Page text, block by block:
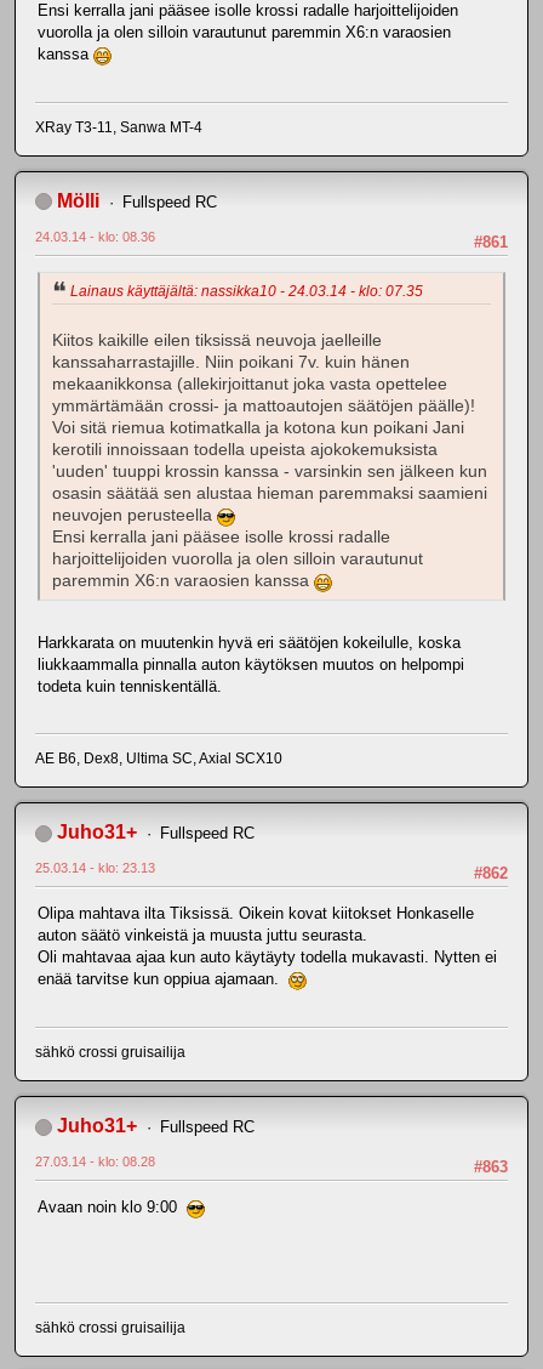
Ensi kerralla jani pääsee isolle krossi radalle harjoittelijoiden
vuorolla ja olen silloin varautunut paremmin X6:n varaosien
kanssa
XRay T3-11, Sanwa MT-4
Mölli Fullspeed RC
#861
24.03.14 - klo: 08.36
Lainaus käyttäjältä: nassikka10 - 24.03.14 - klo: 07.35
Kiitos kaikille eilen tiksissä neuvoja jaelleille
kanssaharrastajille. Niin poikani 7v. kuin hänen
mekaanikkonsa (allekirjoittanut joka vasta opettelee
ymmärtämään crossi- ja mattoautojen säätöjen päälle)!
Voi sitä riemua kotimatkalla ja kotona kun poikani Jani
kerotili innoissaan todella upeista ajokokemuksista
'uuden' tuuppi krossin kanssa - varsinkin sen jälkeen kun
osasin säätää sen alustaa hieman paremmaksi saamieni
neuvojen perusteella
Ensi kerralla jani pääsee isolle krossi radalle
harjoittelijoiden vuorolla ja olen silloin varautunut
paremmin X6:n varaosien kanssa
Harkkarata on muutenkin hyvä eri säätöjen kokeilulle, koska
liukkaammalla pinnalla auton käytöksen muutos on helpompi
todeta kuin tenniskentällä.
AE B6, Dex8, Ultima SC, Axial SCX10
Juho31+ Fullspeed RC
#862
25.03.14 - klo: 23.13
Olipa mahtava ilta Tiksissä. Oikein kovat kiitokset Honkaselle
auton säätö vinkeistä ja muusta juttu seurasta.
Oli mahtavaa ajaa kun auto käytäyty todella mukavasti. Nytten ei
enää tarvitse kun oppiua ajamaan.
sähkö crossi gruisailija
Juho31+ Fullspeed RC
#863
27.03.14 - klo: 08.28
Avaan noin klo 9:00
sähkö crossi gruisailija